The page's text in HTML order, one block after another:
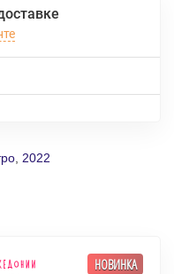
2022
НОВИНКА